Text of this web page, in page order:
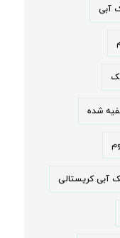
آبی
شده
آبی کریستالی